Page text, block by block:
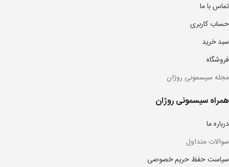
تماس با ما
حساب کاربری
سبد خرید
فروشگاه
مجله سیسمونی روژان
همراه سیسمونی روژان
درباره ما
سوالات متداول
سیاست حفظ حریم خصوصی